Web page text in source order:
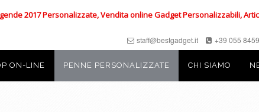
2017 Personalizzate, Vendita online Gadget Personalizzabili,
staff@bestgadget.it +39 055
ON-LINE PENNE PERSONALIZZATE CHI SIAMO